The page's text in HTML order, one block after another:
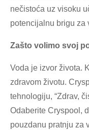
nečistoća uz visoku
potencijalnu brigu za
Zašto volimo svoj
Voda je izvor života.
zdravom životu.
tehnologiju, “Zdrav,
Odaberite Cryspool,
pouzdanu pratnju za